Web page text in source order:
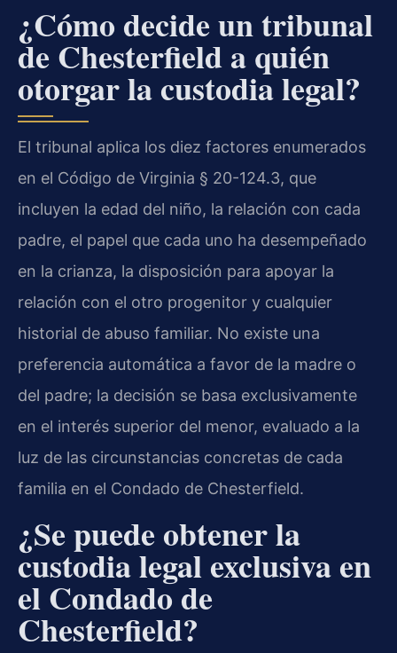
¿Cómo decide un tribunal
de Chesterfield a quién
otorgar la custodia legal?
El tribunal aplica los diez factores enumerados
en el Código de Virginia § 20-124.3, que
incluyen la edad del niño, la relación con cada
padre, el papel que cada uno ha desempeñado
en la crianza, la disposición para apoyar la
relación con el otro progenitor y cualquier
historial de abuso familiar. No existe una
preferencia automática a favor de la madre o
del padre; la decisión se basa exclusivamente
en el interés superior del menor, evaluado a la
luz de las circunstancias concretas de cada
familia en el Condado de Chesterfield.
¿Se puede obtener la
custodia legal exclusiva en
el Condado de
Chesterfield?